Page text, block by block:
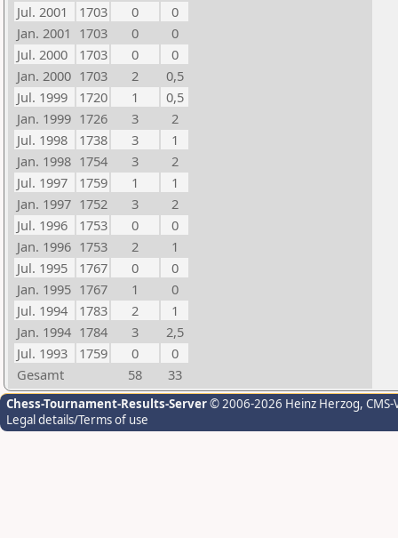
Jul. 2001
1703 0
0
Jan. 2001 1703 0
0
Jul. 2000
1703 0
0
Jan. 2000 1703 2
0,5
Jul. 1999
1720 1
0,5
Jan. 1999 1726 3
2
Jul. 1998
1738 3
1
Jan. 1998 1754 3
2
Jul. 1997
1759 1
1
Jan. 1997 1752 3
2
Jul. 1996
1753 0
0
Jan. 1996 1753 2
1
Jul. 1995
1767 0
0
Jan. 1995 1767 1
0
Jul. 1994
1783 2
1
Jan. 1994 1784 3
2,5
Jul. 1993
1759 0
0
Gesamt
58 33
Chess-Tournament-Results-Server© 2006-2026 Heinz Herzog,
Legal details/Terms of use